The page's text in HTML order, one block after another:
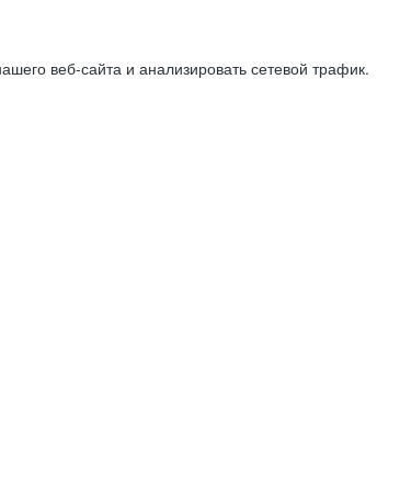
веб-сайта и анализировать сетевой трафик.